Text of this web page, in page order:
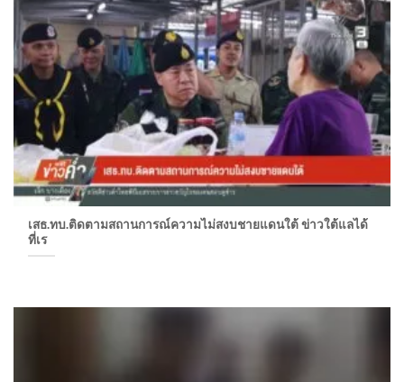
เสธ.ทบ.ติดตามสถานการณ์ความไม่สงบชายแดนใต้ ข่าวใต้แลได้
ที่เร